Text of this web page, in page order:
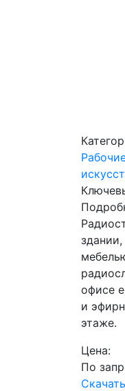
офисе
и
этаже.
Цена:
По